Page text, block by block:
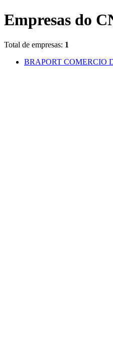
Empresas do
Total de empresas: 1
BRAPORT COMERCIO